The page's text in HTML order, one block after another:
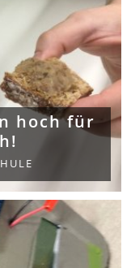
hoch für